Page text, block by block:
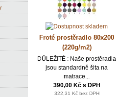
Froté prostěradlo 80x200
(220g/m2)
DŮLEŽITÉ : Naše prostěradla
jsou standardně šita na
matrace...
390,00 Kč s DPH
322,31 Kč bez DPH